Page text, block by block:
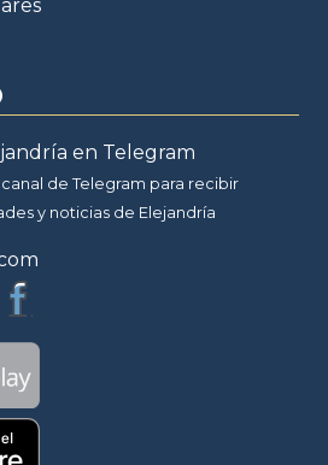
en Telegram
de Telegram para recibir
y noticias de Elejandría